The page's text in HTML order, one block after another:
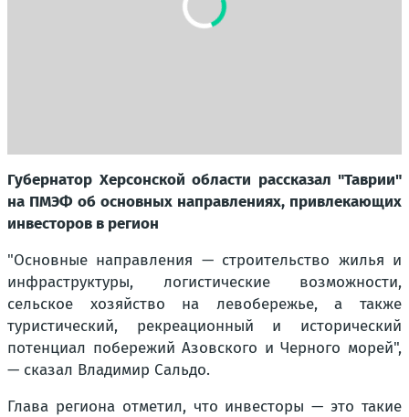
Губернатор Херсонской области рассказал "Таврии"
на ПМЭФ об основных направлениях, привлекающих
инвесторов в регион
"Основные направления — строительство жилья и
инфраструктуры, логистические возможности,
сельское хозяйство на левобережье, а также
туристический, рекреационный и исторический
потенциал побережий Азовского и Черного морей",
— сказал Владимир Сальдо.
Глава региона отметил, что инвесторы — это такие